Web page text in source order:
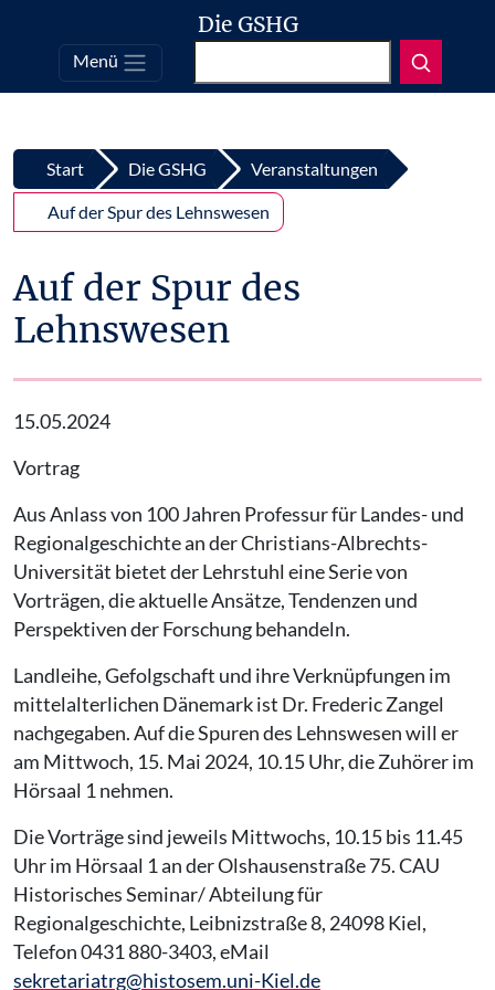
Top
Zum Inhalt springen
Die GSHG
Menü
Start Die GSHG Veranstaltungen
Auf der Spur des Lehnswesen
Auf der Spur des
Lehnswesen
15.05.2024
Vortrag
Aus Anlass von 100 Jahren Professur für Landes- und
Regionalgeschichte an der Christians-Albrechts-
Universität bietet der Lehrstuhl eine Serie von
Vorträgen, die aktuelle Ansätze, Tendenzen und
Perspektiven der Forschung behandeln.
Landleihe, Gefolgschaft und ihre Verknüpfungen im
mittelalterlichen Dänemark ist Dr. Frederic Zangel
nachgegaben. Auf die Spuren des Lehnswesen will er
am Mittwoch, 15. Mai 2024, 10.15 Uhr, die Zuhörer im
Hörsaal 1 nehmen.
Die Vorträge sind jeweils Mittwochs, 10.15 bis 11.45
Uhr im Hörsaal 1 an der Olshausenstraße 75. CAU
Historisches Seminar/ Abteilung für
Regionalgeschichte, Leibnizstraße 8, 24098 Kiel,
Telefon 0431 880-3403, eMail
sekretariatrg@histosem.uni-Kiel.de